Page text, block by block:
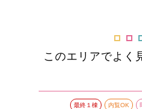
このエリアでよく
最終１棟 内覧OK